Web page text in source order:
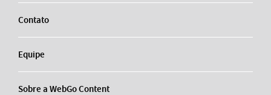
Contato
Equipe
Sobre a WebGo Content